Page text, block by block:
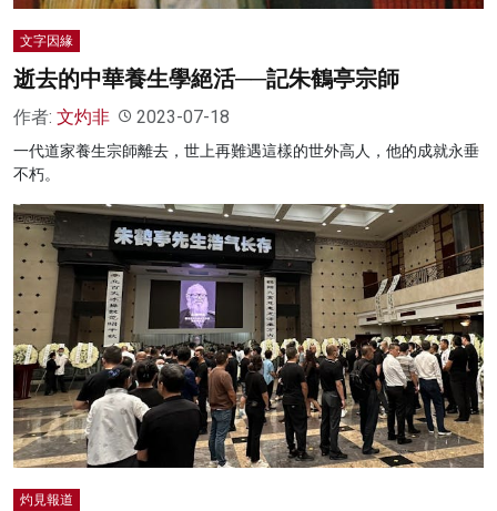
文字因緣
逝去的中華養生學絕活──記朱鶴亭宗師
作者: 文灼非 2023-07-18
一代道家養生宗師離去，世上再難遇這樣的世外高人，他的成就永垂
不朽。
灼見報道